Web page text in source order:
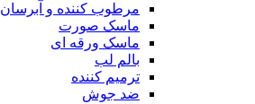
مرطوب کننده و آبرسان
ماسک صورت
ماسک ورقه ای
بالم لب
ترمیم کننده
ضد جوش